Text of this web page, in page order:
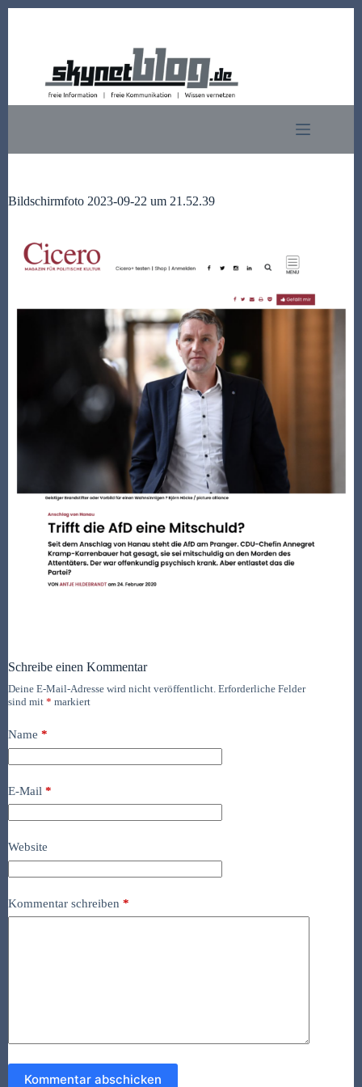
Bildschirmfoto 2023-09-22 um 21.52.39
Schreibe einen Kommentar
Deine E-Mail-Adresse wird nicht veröffentlicht. Erforderliche Felder
sind mit * markiert
Name *
E-Mail *
Website
Kommentar schreiben *
Kommentar abschicken